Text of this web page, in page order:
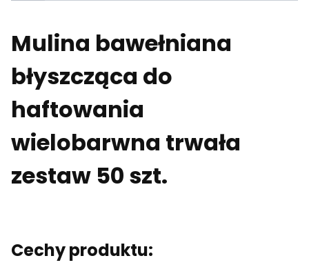
Mulina bawełniana
błyszcząca do
haftowania
wielobarwna trwała
zestaw 50 szt.
Cechy produktu: